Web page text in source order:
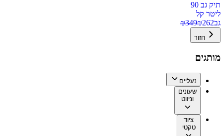
תיק גב 90
ליטר קל
גב
₪262
₪349
חזור
מותגים
נעליים
שעונים
וניווט
ציוד
טקטי